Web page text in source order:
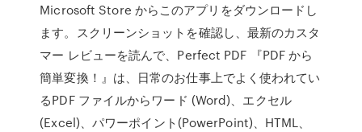
Microsoft Store からこのアプリをダウンロードし
ます。スクリーンショットを確認し、最新のカスタ
マー レビューを読んで、Perfect PDF 『PDF から
簡単変換！』は、日常のお仕事上でよく使われてい
るPDF ファイルからワード (Word)、エクセル
(Excel)、パワーポイント(PowerPoint)、HTML、